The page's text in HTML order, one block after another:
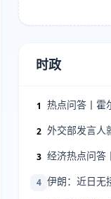
时政
1 热点问答丨霍
2 外交部发言人
3 经济热点问答
4 伊朗：近日无